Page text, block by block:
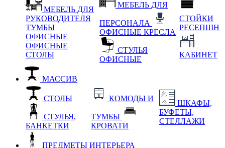
МЕБЕЛЬ ДЛЯ
РУКОВОДИТЕЛЯ
ТУМБЫ
ОФИСНЫЕ
ОФИСНЫЕ
СТОЛЫ
МЕБЕЛЬ ДЛЯ
ПЕРСОНАЛА
ОФИСНЫЕ КРЕСЛА
СТУЛЬЯ
ОФИСНЫЕ
СТОЙКИ
РЕСЕПШН
КАБИНЕТ
МАССИВ
СТОЛЫ
СТУЛЬЯ,
БАНКЕТКИ
КОМОДЫ И
ТУМБЫ
КРОВАТИ
ШКАФЫ,
БУФЕТЫ,
СТЕЛЛАЖИ
ПРЕДМЕТЫ ИНТЕРЬЕРА